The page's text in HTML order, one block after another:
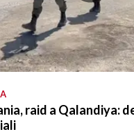
raid a Qalandiya: